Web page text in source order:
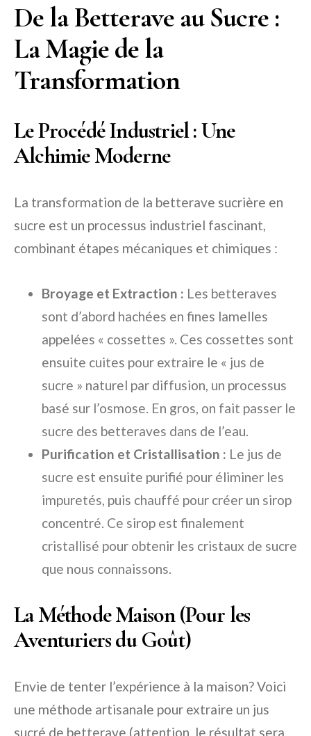
De la Betterave au Sucre :
La Magie de la
Transformation
Le Procédé Industriel : Une
Alchimie Moderne
La transformation de la betterave sucrière en
sucre est un processus industriel fascinant,
combinant étapes mécaniques et chimiques :
Broyage et Extraction : Les betteraves
sont d’abord hachées en fines lamelles
appelées « cossettes ». Ces cossettes sont
ensuite cuites pour extraire le « jus de
sucre » naturel par diffusion, un processus
basé sur l’osmose. En gros, on fait passer le
sucre des betteraves dans de l’eau.
Purification et Cristallisation : Le jus de
sucre est ensuite purifié pour éliminer les
impuretés, puis chauffé pour créer un sirop
concentré. Ce sirop est finalement
cristallisé pour obtenir les cristaux de sucre
que nous connaissons.
La Méthode Maison (Pour les
Aventuriers du Goût)
Envie de tenter l’expérience à la maison? Voici
une méthode artisanale pour extraire un jus
sucré de betterave (attention, le résultat sera